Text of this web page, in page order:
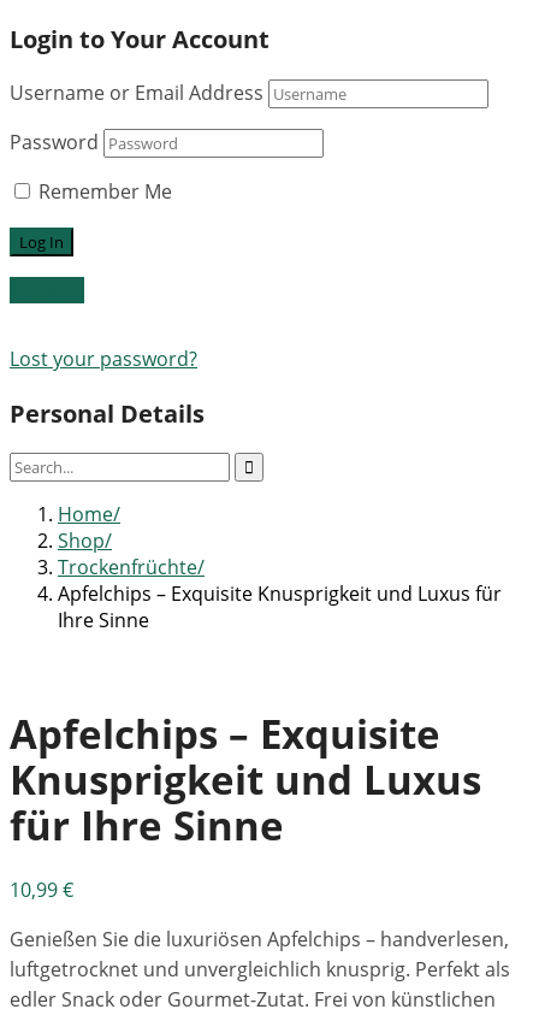
Login to Your Account
Username or Email Address
Password
Remember Me
Lost your password?
Personal Details
Home
Shop
Trockenfrüchte
Apfelchips – Exquisite Knusprigkeit und Luxus für
Ihre Sinne
Apfelchips – Exquisite
Knusprigkeit und Luxus
für Ihre Sinne
10,99€
Genießen Sie die luxuriösen Apfelchips – handverlesen,
luftgetrocknet und unvergleichlich knusprig. Perfekt als
edler Snack oder Gourmet-Zutat. Frei von künstlichen